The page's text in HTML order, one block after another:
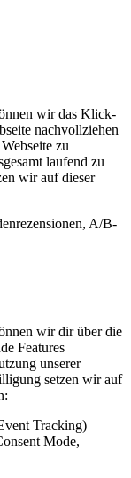
wir das Klick-
nachvollziehen
zu
laufend zu
wir auf dieser
A/B-
wir dir über die
Features
unserer
setzen wir auf
Tracking)
Mode,